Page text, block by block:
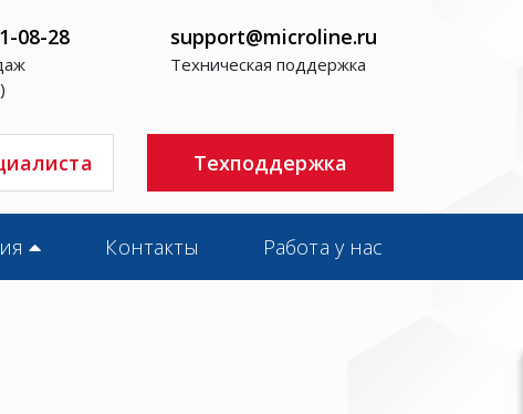
08-28 support@microline.ru
Техническая поддержка
Техподдержка
Контакты Работа у нас